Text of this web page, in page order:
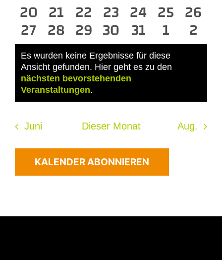
Veranstaltungen
Veranstaltungen
Veranstaltungen
Veranstaltungen
0
Veranstaltungen
20 0
Veranstaltungen
21 0
Veranstaltungen
22 0
Veranstaltungen
23 0
24 0
25 0
26
0
Veranstaltungen
27 0
Veranstaltungen
28 0
Veranstaltungen
29 0
Veranstaltungen
30 0
31 0
1 0
2
Hinweis
Es wurden keine Ergebnisse für diese
Ansicht gefunden. Hier geht es zu den
nächsten bevorstehenden
Veranstaltungen.
Juni Dieser Monat Aug.
KALENDER ABONNIEREN